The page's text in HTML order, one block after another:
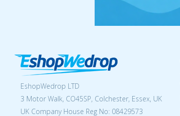
EshopWedrop LTD
3 Motor Walk, CO45SP, Colchester, Essex, UK
UK Company House Reg No: 08429573